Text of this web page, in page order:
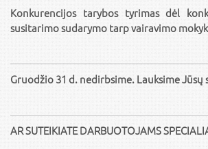
Konkurencijos tarybos tyrimas dėl
susitarimo sudarymo tarp vairavimo
Gruodžio 31 d. nedirbsime. Lauksime Jūsų
AR SUTEIKIATE DARBUOTOJAMS